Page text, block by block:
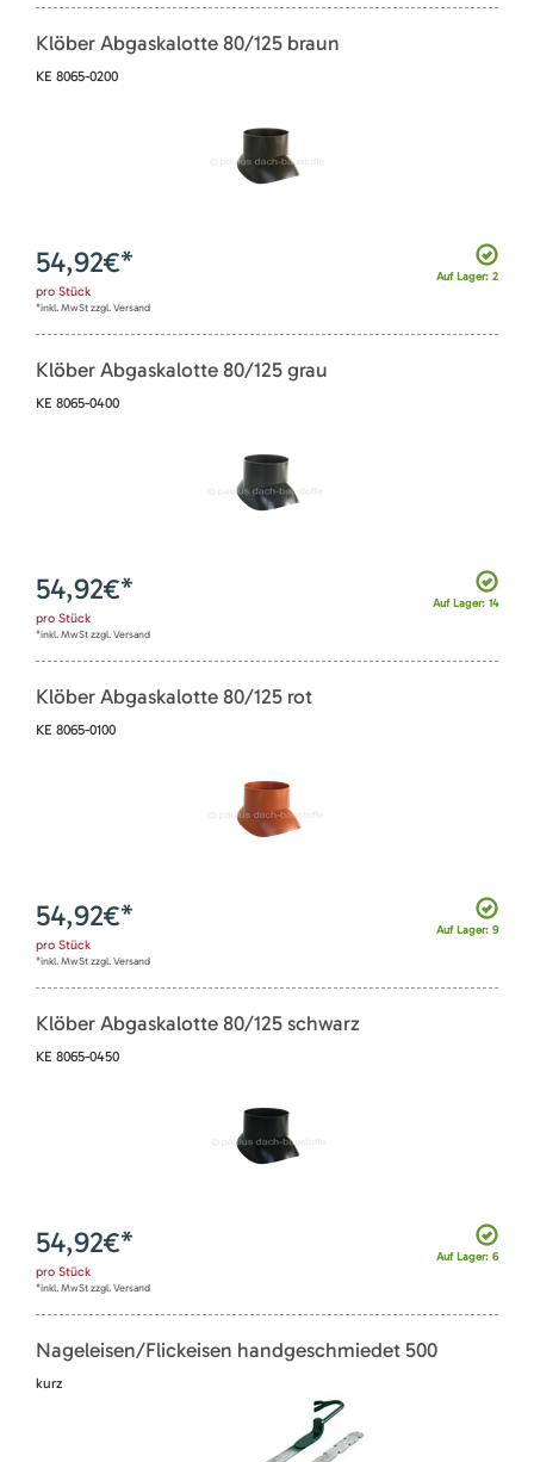
Klöber Abgaskalotte 80/125 braun
KE 8065-0200
Auf Lager: 2
54,92€*
pro Stück
*inkl. MwSt zzgl. Versand
Klöber Abgaskalotte 80/125 grau
KE 8065-0400
Auf Lager: 14
54,92€*
pro Stück
*inkl. MwSt zzgl. Versand
Klöber Abgaskalotte 80/125 rot
KE 8065-0100
Auf Lager: 9
54,92€*
pro Stück
*inkl. MwSt zzgl. Versand
Klöber Abgaskalotte 80/125 schwarz
KE 8065-0450
Auf Lager: 6
54,92€*
pro Stück
*inkl. MwSt zzgl. Versand
Nageleisen/Flickeisen handgeschmiedet 500
kurz